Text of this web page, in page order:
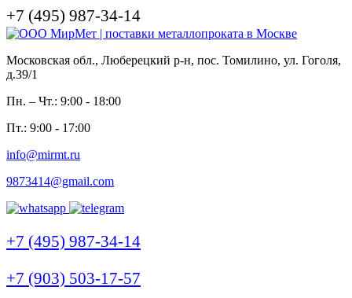
+7 (495) 987-34-14
Московская обл., Люберецкий р-н, пос. Томилино, ул. Гоголя,
д.39/1
Пн. – Чт.: 9:00 - 18:00
Пт.: 9:00 - 17:00
info@mirmt.ru
9873414@gmail.com
+7 (495) 987-34-14
+7 (903) 503-17-57